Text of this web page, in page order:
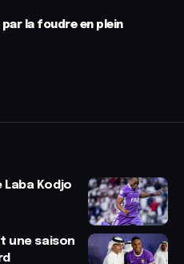
la foudre en plein
Laba Kodjo
une saison